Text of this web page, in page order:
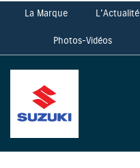
La Marque L'Actualité
Photos-Vidéos